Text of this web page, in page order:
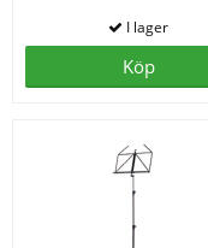
Köp